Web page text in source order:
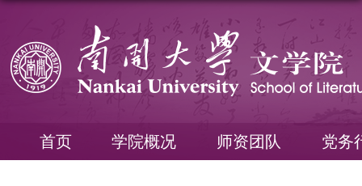
首页 学院概况 师资团队 党务